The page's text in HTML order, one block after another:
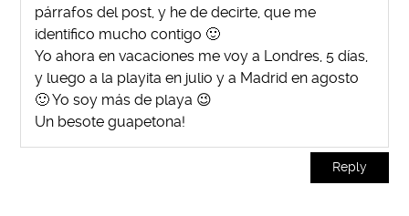
párrafos del post, y he de decirte, que me
identifico mucho contigo 🙂
Yo ahora en vacaciones me voy a Londres, 5 días,
y luego a la playita en julio y a Madrid en agosto
🙂 Yo soy más de playa 😉
Un besote guapetona!
Reply